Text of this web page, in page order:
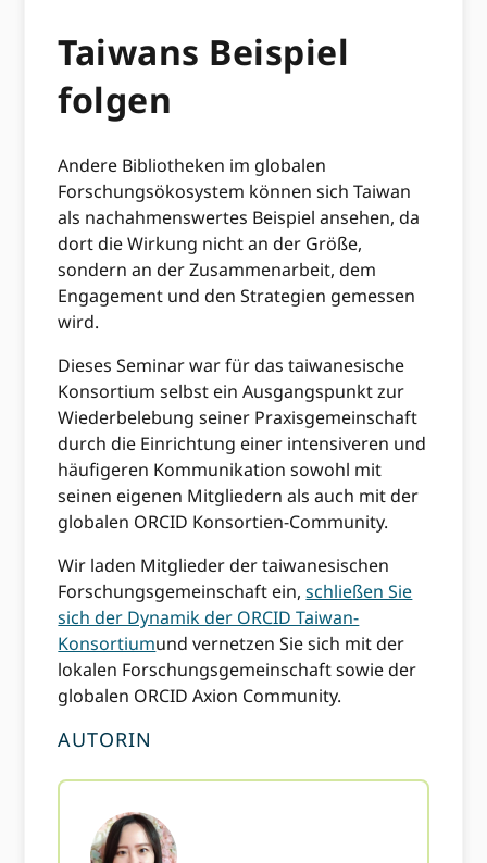
Taiwans Beispiel
folgen
Andere Bibliotheken im globalen
Forschungsökosystem können sich Taiwan
als nachahmenswertes Beispiel ansehen, da
dort die Wirkung nicht an der Größe,
sondern an der Zusammenarbeit, dem
Engagement und den Strategien gemessen
wird.
Dieses Seminar war für das taiwanesische
Konsortium selbst ein Ausgangspunkt zur
Wiederbelebung seiner Praxisgemeinschaft
durch die Einrichtung einer intensiveren und
häufigeren Kommunikation sowohl mit
seinen eigenen Mitgliedern als auch mit der
globalen ORCID Konsortien-Community.
Wir laden Mitglieder der taiwanesischen
Forschungsgemeinschaft ein,schließen Sie
sich der Dynamik der ORCID Taiwan-
Konsortiumund vernetzen Sie sich mit der
lokalen Forschungsgemeinschaft sowie der
globalen ORCID Axion Community.
AUTORIN